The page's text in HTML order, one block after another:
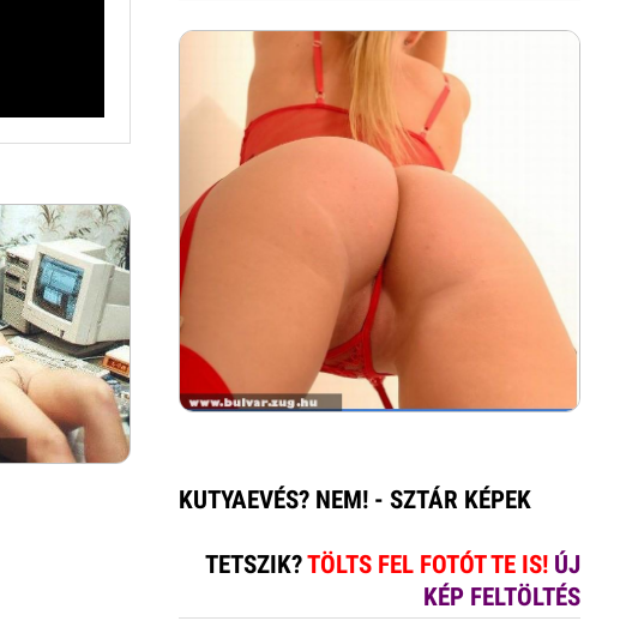
KUTYAEVÉS? NEM! - SZTÁR KÉPEK
TETSZIK?TÖLTS FEL FOTÓT TE IS! ÚJ
KÉP FELTÖLTÉS